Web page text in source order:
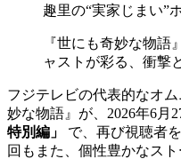
趣里の“実家じまい”
『世にも奇妙な物語
ャストが彩る、衝撃
フジテレビの代表的なオ
妙な物語』が、2026年6月
特別編」
で、再び視聴者
回もまた、個性豊かなス